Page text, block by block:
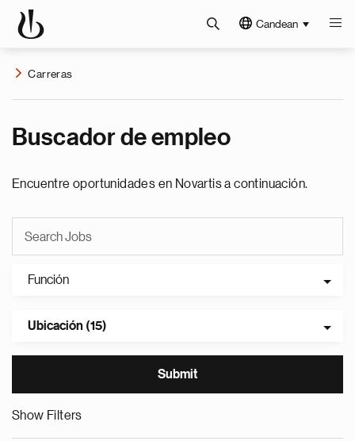
Candean
Carreras
Buscador de empleo
Encuentre oportunidades en Novartis a continuación.
Función
Ubicación (15)
Show Filters